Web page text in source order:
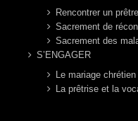
Rencontrer un prêtre
Sacrement de
Sacrement des
S’ENGAGER
Le mariage chrétien
La prêtrise et la